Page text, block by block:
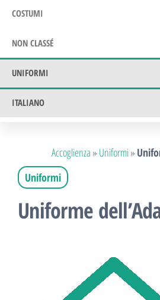
COSTUMI
NON CLASSÉ
UNIFORMI
ITALIANO
Accoglienza » Uniformi»
Uniformi
Uniforme